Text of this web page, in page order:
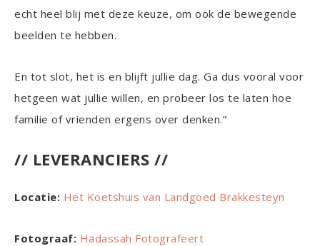
echt heel blij met deze keuze, om ook de bewegende
beelden te hebben.
En tot slot, het is en blijft jullie dag. Ga dus vooral voor
hetgeen wat jullie willen, en probeer los te laten hoe
familie of vrienden ergens over denken.”
// LEVERANCIERS //
Locatie: Het Koetshuis van Landgoed Brakkesteyn
Fotograaf: Hadassah Fotografeert